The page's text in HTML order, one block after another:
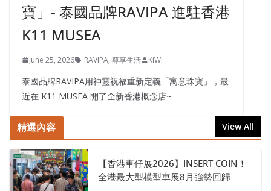
寶」- 泰國品牌RAVIPA 進駐香港
K11 MUSEA
June 25, 2026 RAVIPA, 尊享生活 KiWi
泰國品牌RAVIPA用神靈祝福重新定義「寓意珠寶」，最
近在 K11 MUSEA 開了全新香港概念店~
精選內容 View All
【香港車仔展2026】INSERT COIN！
全港最大型模型車展8月強勢回歸